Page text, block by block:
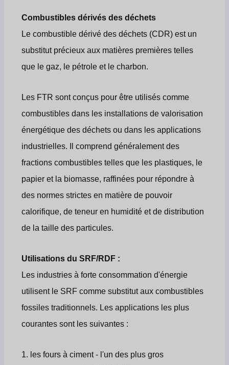
Combustibles dérivés des déchets
Le combustible dérivé des déchets (CDR) est un
substitut précieux aux matières premières telles
que le gaz, le pétrole et le charbon.
Les FTR sont conçus pour être utilisés comme
combustibles dans les installations de valorisation
énergétique des déchets ou dans les applications
industrielles. Il comprend généralement des
fractions combustibles telles que les plastiques, le
papier et la biomasse, raffinées pour répondre à
des normes strictes en matière de pouvoir
calorifique, de teneur en humidité et de distribution
de la taille des particules.
Utilisations du SRF/RDF :
Les industries à forte consommation d'énergie
utilisent le SRF comme substitut aux combustibles
fossiles traditionnels. Les applications les plus
courantes sont les suivantes :
1. les fours à ciment - l'un des plus gros